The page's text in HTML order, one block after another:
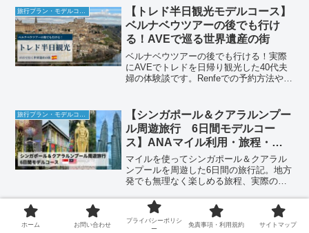
旅行プラン・モデルコース
【トレド半日観光モデルコース】
ベルナベウツアーの後でも行け
る！AVEで巡る世界遺産の街
ベルナベウツアーの後でも行ける！実際
にAVEでトレドを日帰り観光した40代夫
婦の体験談です。Renfeでの予約方法やア
車で失敗した体験まで詳しく紹介しま
す。
【シンガポール＆クアラルンプー
ル周遊旅行 6日間モデルコー
ス】ANAマイル利用・旅程・費
用まで紹介
マイルを使ってシンガポール＆クアラル
ンプールを周遊した6日間の旅行記。地方
発でも無理なく楽しめる旅程、実際の費
ースで紹介します。
１泊２日 仙台空港発 奈良・大
ホーム お問い合わせ
プライバシーポリシ
ー
免責事項・利用規約 サイトマップ